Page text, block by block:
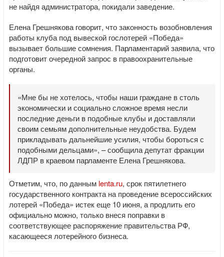
не найдя администратора, покидали заведение.
Елена Грешнякова говорит, что законность возобновления
работы клуба под вывеской гослотерей «Победа»
вызывает большие сомнения. Парламентарий заявила, что
подготовит очередной запрос в правоохранительные
органы.
«Мне бы не хотелось, чтобы наши граждане в столь
экономически и социально сложное время несли
последние деньги в подобные клубы и доставляли
своим семьям дополнительные неудобства. Будем
прикладывать дальнейшие усилия, чтобы бороться с
подобными дельцами», – сообщила депутат фракции
ЛДПР в краевом парламенте Елена Грешнякова.
Отметим, что, по данным lenta.ru, срок пятилетнего
государственного контракта на проведение всероссийских
лотерей «Победа» истек еще 10 июня, а продлить его
официально можно, только внеся поправки в
соответствующее распоряжение правительства РФ,
касающееся лотерейного бизнеса.